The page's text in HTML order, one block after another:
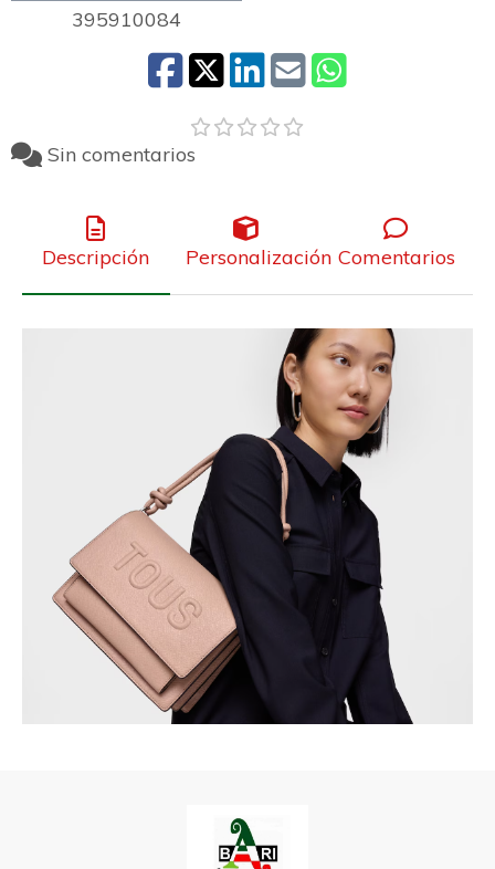
395910084
Sin comentarios
Descripción Personalización Comentarios